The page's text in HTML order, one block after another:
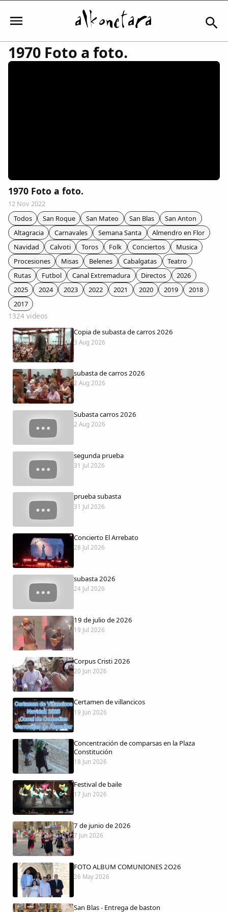
Comunidad
Colaboradores
AlkoTV
Biblioteca
Periódico Alconétar
Foros
Idiosincrasia
Diccionario
Traductor
Dichos
Cancionero Local
Apodos
Peñas
La palra
Modo oscuro
1970 Foto a foto.
1970 Foto a foto.
12 Nov 2022
Todos
San Roque San Mateo San Blas
San Anton
Altagracia
Carnavales Semana Santa
Almendro en Flor
Navidad
Calvoti Toros Folk Conciertos
Musica
Procesiones
Misas Belenes Cabalgatas
Teatro
Rutas
Futbol Canal Extremadura Directos
2026
2025
2024 2023 2022 2021 2020 2019
2018
2017
1324 videos
Copia de subasta de carros 2026
3 Aug 2026
subasta de carros 2026
2 Aug 2026
Subasta carros 2026
2 Aug 2026
segunda prueba
31 Jul 2026
prueba subasta
31 Jul 2026
Concierto El Arrebato
28 Jul 2026
subasta 2026
24 Jul 2026
19 de julio de 2026
19 Jul 2026
Corpus Cristi 2026
20 Jun 2026
Certamen de villancicos
19 Jun 2026
Concentración de comparsas en la Plaza
Constitución
18 Jun 2026
Festival de baile
17 Jun 2026
7 de junio de 2026
7 Jun 2026
FOTO ALBUM COMUNIONES 2O26
26 May 2026
San Blas - Entrega de baston
Compartir en Facebook
Compartir en Twitter
Copiar enlace